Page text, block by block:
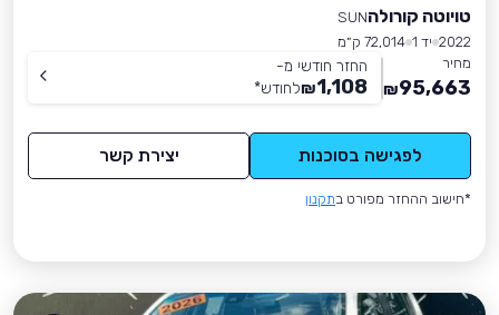
טויוטה קורולהSUN
2022 יד 1
72,014 ק״מ
מחיר
95,663
₪
החזר חודשי מ-
1,108
₪לחודש*
לפגישה בסוכנות יצירת קשר
*חישוב ההחזר מפורט בתקנון